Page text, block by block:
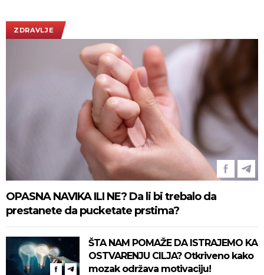
ZDRAVLJE
OPASNA NAVIKA ILI NE? Da li bi trebalo da
prestanete da pucketate prstima?
ŠTA NAM POMAŽE DA ISTRAJEMO KA
OSTVARENJU CILJA? Otkriveno kako
mozak održava motivaciju!